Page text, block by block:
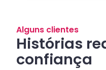
Alguns clientes
Histórias
confiança